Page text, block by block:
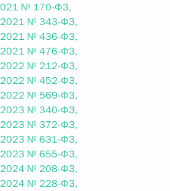
Федерации и Кабинетом
компетентных органов
и Киргизской Республике
Российской Федерации и статью 1
№ 170-ФЗ,
№ 343-ФЗ,
№ 436-ФЗ,
№ 476-ФЗ,
№ 212-ФЗ,
№ 452-ФЗ,
№ 569-ФЗ,
№ 340-ФЗ,
№ 372-ФЗ,
№ 631-ФЗ,
№ 655-ФЗ,
№ 208-ФЗ,
№ 228-ФЗ,